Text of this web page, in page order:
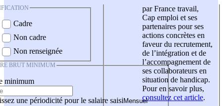
Cadre
Non cadre
Non renseignée
BRUT MINIMUM
minimum
une périodicité pour le salaire saisi
par France travail,
Cap emploi et ses
partenaires pour ses
actions concrètes en
faveur du recrutement,
de l’intégration et de
l’accompagnement de
ses collaborateurs en
situation de handicap.
Pour en savoir plus,
consultez cet article.